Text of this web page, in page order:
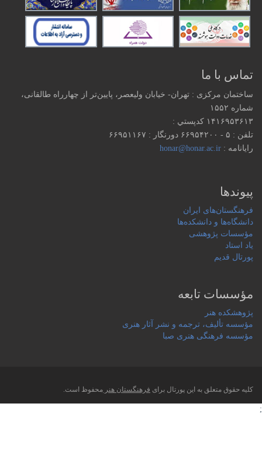
تماس با ما
ساختمان مرکزی : تهران- خیابان ولیعصر، پایین‌تر از چهارراه طالقانی،
شماره ۱۵۵۲
۱۴۱۶۹۵۳۶۱۳ كدپستي :
تلفن : ۵ - ۶۶۹۵۴۲۰۰ دورنگار : ۶۶۹۵۱۱۶۷
رایانامه :honar@honar.ac.ir
پیوندها
فرهنگستان‌های ایران
دانشگاه‌ها و دانشکده‌ها
مؤسسات پژوهشی
یاد استاد
پورتال قدیم
مؤسسات تابعه
پژوهشکده هنر
مؤسسه تألیف، ترجمه و نشر آثار هنری
مؤسسه فرهنگی هنری صبا
کلیه حقوق متعلق به این پورتال برای فرهنگستان هنرمحفوظ است.